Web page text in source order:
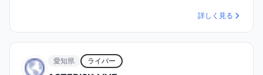
詳しく見る
愛知県 ライバー